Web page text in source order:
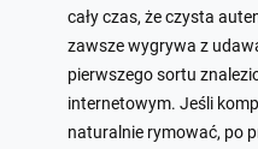
cały czas, że czysta
zawsze wygrywa z
pierwszego sortu
internetowym. Jeśli
naturalnie rymować, po